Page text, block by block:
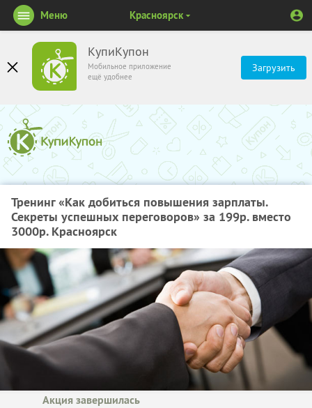
КупиКупон
Мобильное приложение
ещё удобнее
Загрузить
Меню Красноярск
Тренинг «Как добиться повышения зарплаты.
Секреты успешных переговоров» за 199р. вместо
3000р. Красноярск
Акция завершилась